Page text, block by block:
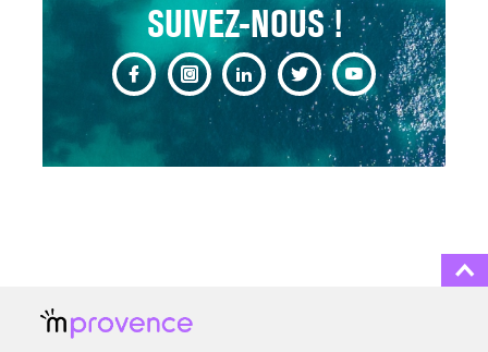
SUIVEZ-NOUS !
CHANGEMENT DE SEXE :
DES DEMANDES
TOUJOURS PLUS